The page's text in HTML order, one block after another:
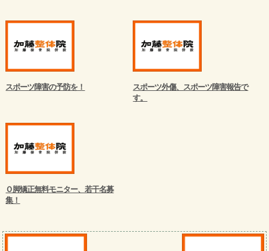
スポーツ障害の予防を！
スポーツ外傷、スポーツ障害報告で
す。
Ｏ脚矯正無料モニター、若干名募
集！